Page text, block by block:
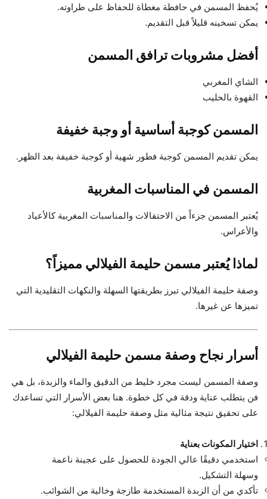
يُحفظ المسمن في حافظة مغطاة للحفاظ على طراوته.
يمكن تسخينه قليلاً قبل التقديم.
أفضل مشروبات ترافق المسمن
الشاي المغربي
القهوة بالحليب
المسمن كوجبة أساسية أو وجبة خفيفة
يمكن تقديم المسمن كوجبة فطور شهية أو كوجبة خفيفة بعد الظهر.
المسمن في المناسبات المغربية
يُعتبر المسمن جزءاً من الاحتفالات والمناسبات المغربية كالأعياد
والأعراس.
لماذا يُعتبر مسمن حليمة الفيلالي مميزاً؟
وصفة حليمة الفيلالي تبرز بطريقتها السهلة والنكهات التقليدية التي
تميزها عن غيرها.
أسرار نجاح وصفة مسمن حليمة الفيلالي
وصفة المسمن ليست مجرد خليط من الدقيق والماء والزبدة، بل هي
فن يتطلب عناية ودقة في كل خطوة. هنا بعض الأسرار التي تساعدك
على تحقيق نتيجة مثالية مثل وصفة حليمة الفيلالي:
اختيار المكونات بعناية
استخدمي دقيقًا عالي الجودة للحصول على عجينة ناعمة
وسهلة التشكيل.
تأكدي من أن الزبدة المستخدمة طازجة وخالية من الشوائب.